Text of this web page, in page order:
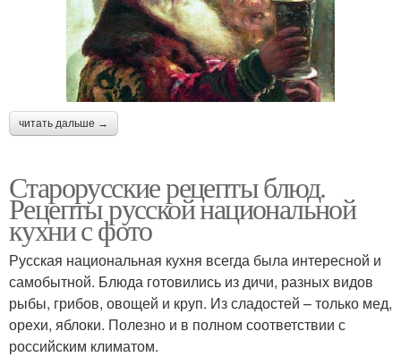
читать дальше →
Старорусские рецепты блюд.
Рецепты русской национальной
кухни с фото
Русская национальная кухня всегда была интересной и
самобытной. Блюда готовились из дичи, разных видов
рыбы, грибов, овощей и круп. Из сладостей – только мед,
орехи, яблоки. Полезно и в полном соответствии с
российским климатом.